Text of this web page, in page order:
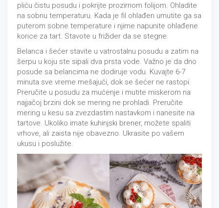
pliću čistu posudu i pokrijte prozirnom folijom. Ohladite
na sobnu temperaturu. Kada je fil ohlađen umutite ga sa
puterom sobne temperature i njime napunite ohlađene
korice za tart. Stavote u frižider da se stegne.
Belanca i šećer stavite u vatrostalnu posudu a zatim na
šerpu u koju ste sipali dva prsta vode. Važno je da dno
posude sa belancima ne dodiruje vodu. Kuvajte 6-7
minuta sve vreme mešajući, dok se šećer ne rastopi.
Preručite u posudu za mućenje i mutite miskerom na
najjačoj brzini dok se mering ne prohladi. Preručite
mering u kesu sa zvezdastim nastavkom i nanesite na
tartove. Ukoliko imate kuhinjski brener, možete spaliti
vrhove, ali zaista nije obavezno. Ukrasite po vašem
ukusu i poslužite.